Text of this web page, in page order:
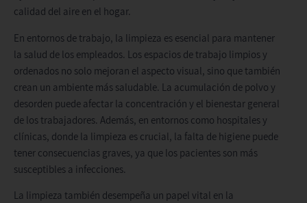
calidad del aire en el hogar.
En entornos de trabajo, la limpieza es esencial para mantener
la salud de los empleados. Los espacios de trabajo limpios y
ordenados no solo mejoran el aspecto visual, sino que también
crean un ambiente más saludable. La acumulación de polvo y
desorden puede afectar la concentración y el bienestar general
de los trabajadores. Además, en entornos como hospitales y
clínicas, donde la limpieza es crucial, la falta de higiene puede
tener consecuencias graves, ya que los pacientes son más
susceptibles a infecciones.
La limpieza también desempeña un papel vital en la